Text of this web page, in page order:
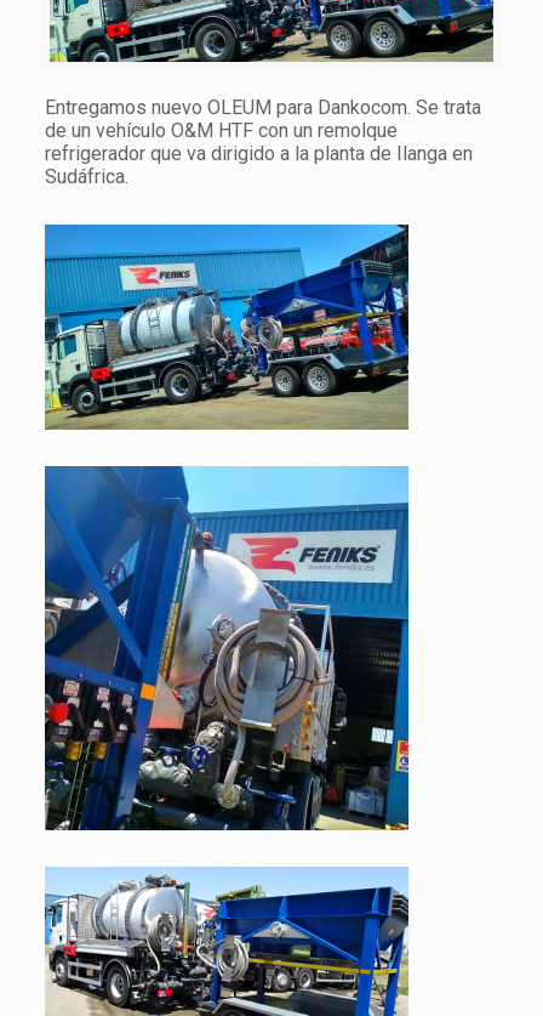
Entregamos nuevo OLEUM para Dankocom. Se trata
de un vehículo O&M HTF con un remolque
refrigerador que va dirigido a la planta de Ilanga en
Sudáfrica.